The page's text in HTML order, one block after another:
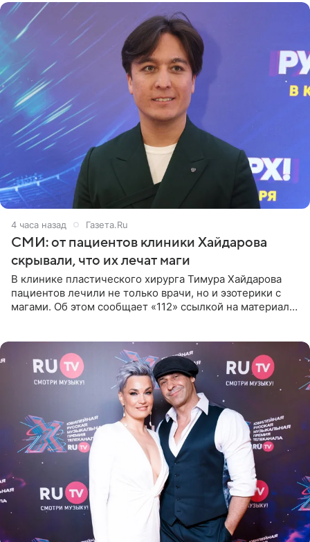
4 часа назад Газета.Ru
СМИ: от пациентов клиники Хайдарова
скрывали, что их лечат маги
В клинике пластического хирурга Тимура Хайдарова
пациентов лечили не только врачи, но и эзотерики с
магами. Об этом сообщает «112» ссылкой на материалы